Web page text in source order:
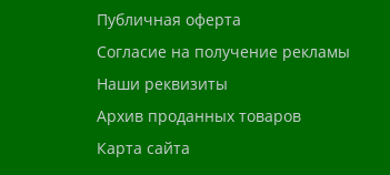
Публичная оферта
Согласие на получение рекламы
Наши реквизиты
Архив проданных товаров
Карта сайта